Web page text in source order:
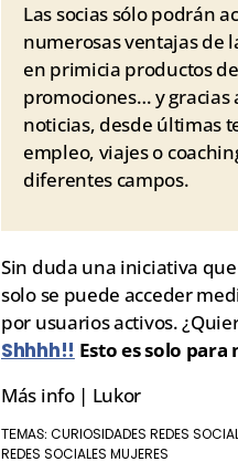
Las socias sólo podrán
numerosas ventajas de
en primicia productos
promociones… y
noticias, desde últimas
empleo, viajes o
diferentes campos.
Sin duda una iniciativa
solo se puede acceder
por usuarios activos.
Shhhh!! Esto es solo para
Más info | Lukor
TEMAS: CURIOSIDADES REDES
REDES SOCIALES MUJERES